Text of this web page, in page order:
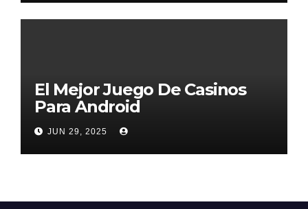
El Mejor Juego De Casinos
Para Android
JUN 29, 2025